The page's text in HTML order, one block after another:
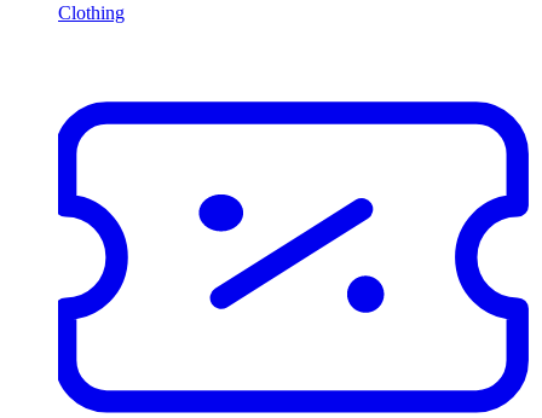
Clothing